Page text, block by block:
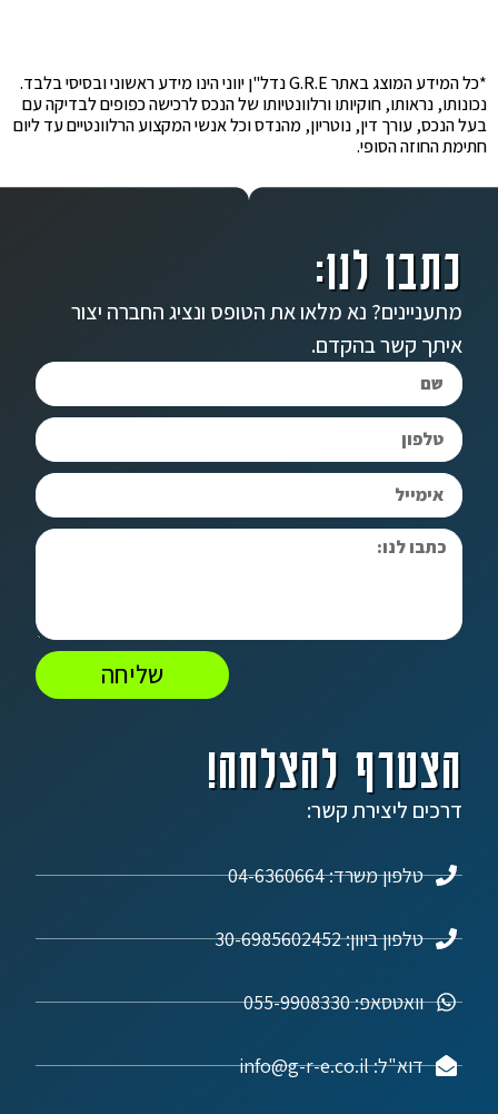
*כל המידע המוצג באתר G.R.E נדל"ן יווני הינו מידע ראשוני ובסיסי בלבד.
נכונותו, נראותו, חוקיותו ורלוונטיותו של הנכס לרכישה כפופים לבדיקה עם
בעל הנכס, עורך דין, נוטריון, מהנדס וכל אנשי המקצוע הרלוונטיים עד ליום
חתימת החוזה הסופי.
הצטרף להצלחה!
דרכים ליצירת קשר:
טלפון משרד: 04-6360664
טלפון ביוון: 30-6985602452
וואטסאפ: 055-9908330
דוא"ל: info@g-r-e.co.il
כתבו לנו:
מתעניינים? נא מלאו את הטופס ונציג החברה יצור
איתך קשר בהקדם.
שליחה